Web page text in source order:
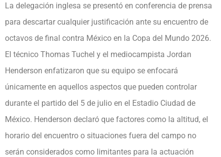
La delegación inglesa se presentó en conferencia de prensa
para descartar cualquier justificación ante su encuentro de
octavos de final contra México en la Copa del Mundo 2026.
El técnico Thomas Tuchel y el mediocampista Jordan
Henderson enfatizaron que su equipo se enfocará
únicamente en aquellos aspectos que pueden controlar
durante el partido del 5 de julio en el Estadio Ciudad de
México. Henderson declaró que factores como la altitud, el
horario del encuentro o situaciones fuera del campo no
serán considerados como limitantes para la actuación